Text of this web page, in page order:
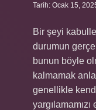
Tarih: Ocak 15,
Bir şeyi
durumun
bunun böyle
kalmamak
genellikle